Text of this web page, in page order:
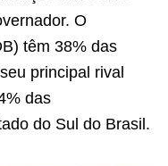
O
têm 38% das
principal rival
das
do Sul do Brasil.